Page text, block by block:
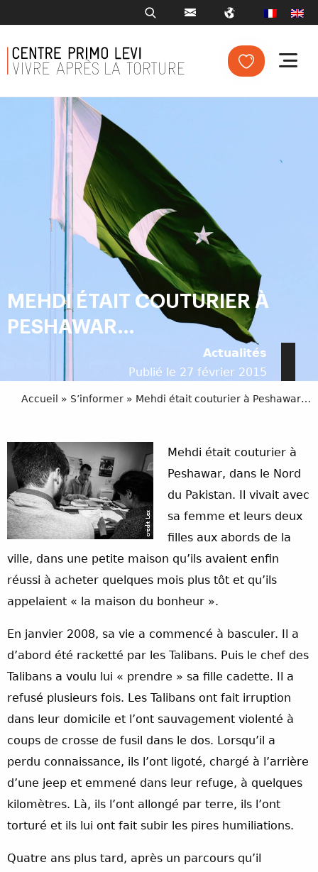
MEHDI ÉTAIT COUTURIER À
PESHAWAR…
Actualités
Publié le 27 février 2015
Accueil » S’informer » Mehdi était couturier à Peshawar…
Mehdi était couturier à
Peshawar, dans le Nord
du Pakistan. Il vivait avec
sa femme et leurs deux
filles aux abords de la
ville, dans une petite maison qu’ils avaient enfin
réussi à acheter quelques mois plus tôt et qu’ils
appelaient « la maison du bonheur ».
En janvier 2008, sa vie a commencé à basculer. Il a
d’abord été racketté par les Talibans. Puis le chef des
Talibans a voulu lui « prendre » sa fille cadette. Il a
refusé plusieurs fois. Les Talibans ont fait irruption
dans leur domicile et l’ont sauvagement violenté à
coups de crosse de fusil dans le dos. Lorsqu’il a
perdu connaissance, ils l’ont ligoté, chargé à l’arrière
d’une jeep et emmené dans leur refuge, à quelques
kilomètres. Là, ils l’ont allongé par terre, ils l’ont
torturé et ils lui ont fait subir les pires humiliations.
Quatre ans plus tard, après un parcours qu’il